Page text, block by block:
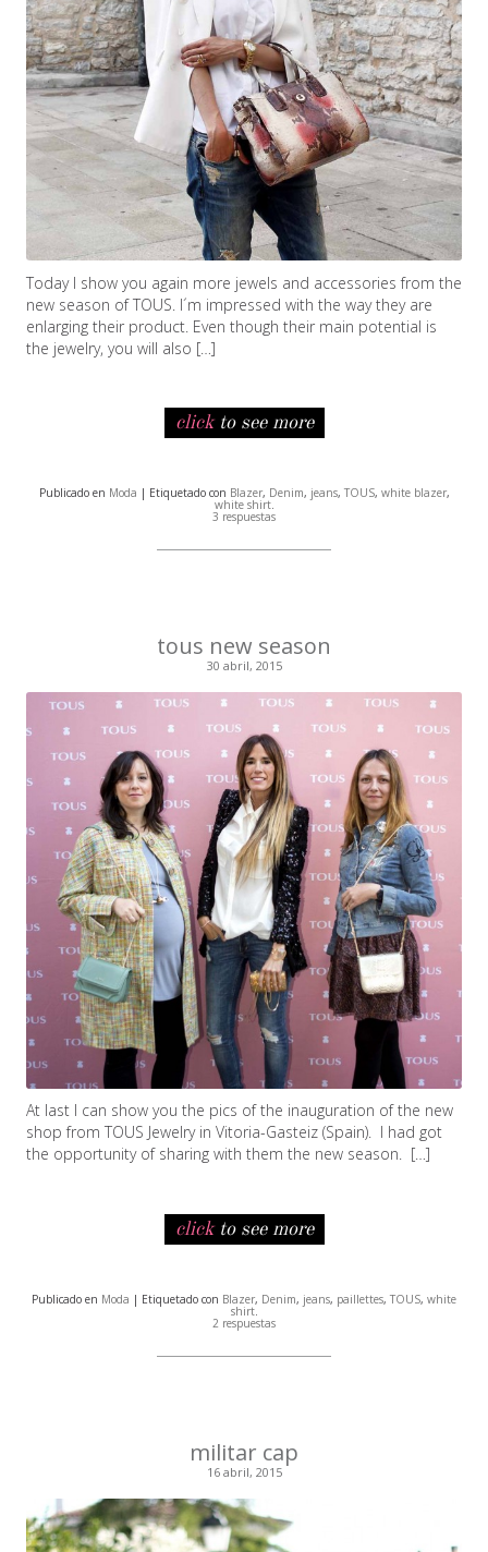
Today I show you again more jewels and accessories from the
new season of TOUS. I´m impressed with the way they are
enlarging their product. Even though their main potential is
the jewelry, you will also […]
clickto see more
Publicado en Moda | Etiquetado con Blazer, Denim, jeans, TOUS, white blazer,
white shirt.
3 respuestas
tous new season
30 abril, 2015
At last I can show you the pics of the inauguration of the new
shop from TOUS Jewelry in Vitoria-Gasteiz (Spain). I had got
the opportunity of sharing with them the new season. […]
clickto see more
Publicado en Moda | Etiquetado con Blazer, Denim, jeans, paillettes, TOUS, white
shirt.
2 respuestas
militar cap
16 abril, 2015